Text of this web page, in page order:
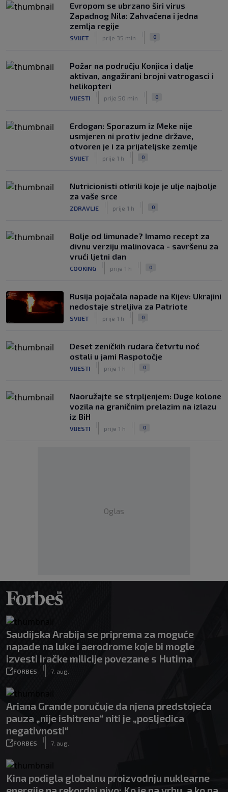
namjeravao prodati prava na Svjetsko
prvenstvo ispod cijene?
NOGOMET
|
7. aug.
Evropom se ubrzano širi virus
Zapadnog Nila: Zahvaćena i jedna
zemlja regije
SVIJET prije 35 min 0
Požar na području Konjica i dalje
aktivan, angažirani brojni vatrogasci i
helikopteri
VIJESTI prije 50 min 0
Erdogan: Sporazum iz Meke nije
usmjeren ni protiv jedne države,
otvoren je i za prijateljske zemlje
SVIJET prije 1 h 0
Nutricionisti otkrili koje je ulje najbolje
za vaše srce
ZDRAVLJE prije 1 h 0
Bolje od limunade? Imamo recept za
divnu verziju malinovaca - savršenu za
vrući ljetni dan
COOKING prije 1 h 0
Rusija pojačala napade na Kijev: Ukrajini
nedostaje streljiva za Patriote
SVIJET prije 1 h 0
Deset zeničkih rudara četvrtu noć
ostali u jami Raspotočje
VIJESTI prije 1 h 0
Naoružajte se strpljenjem: Duge kolone
vozila na graničnim prelazim na izlazu
iz BiH
VIJESTI prije 1 h 0
Oglas
Saudijska Arabija se priprema za moguće
napade na luke i aerodrome koje bi mogle
izvesti iračke milicije povezane s Hutima
FORBES
|
7. aug.
Ariana Grande poručuje da njena predstojeća
pauza „nije ishitrena“ niti je „posljedica
negativnosti“
FORBES
|
7. aug.
Kina podigla globalnu proizvodnju nuklearne